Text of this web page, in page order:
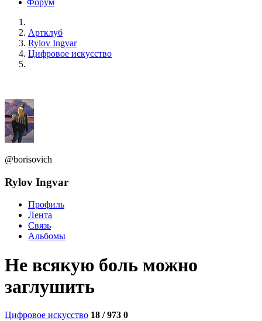
Форум
Артклуб
Rylov Ingvar
Цифровое искусство
@borisovich
Rylov Ingvar
Профиль
Лента
Связь
Альбомы
Не всякую боль можно
заглушить
Цифровое искусство 18 / 973 0